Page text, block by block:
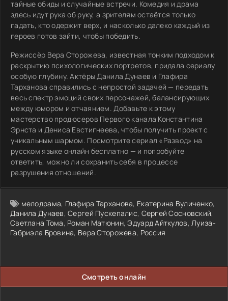
тайные обиды и случайные встречи. Комедия и драма
здесь идут рука об руку, а зрителям остаётся только
гадать, кто одержит верх, и насколько далеко каждый из
героев готов зайти, чтобы победить.
Режиссёр Вера Сторожева, известная тонким подходом к
раскрытию психологических портретов, придала сериалу
особую глубину. Актёры Данила Дунаев и Глафира
Тарханова справились с непростой задачей — передать
весь спектр эмоций своих персонажей, балансирующих
между юмором и отчаянием. Добавьте к этому
мастерство продюсеров Первого канала Константина
Эрнста и Дениса Евстигнеева, чтобы получить проект с
уникальным шармом. Посмотрите сериал «Развод» на
русском языке онлайн бесплатно — и попробуйте
ответить, можно ли сохранить себя в процессе
разрушения отношений.
мелодрама, Глафира Тарханова, Екатерина Вуличенко,
Данила Дунаев,Сергей Пускепалис, Сергей Сосновский,
Светлана Тома, Роман Матюнин,Эдуард Айткулов,Луиза-
Габриэла Бровина, Вера Сторожева, Россия
Смотреть онлайн